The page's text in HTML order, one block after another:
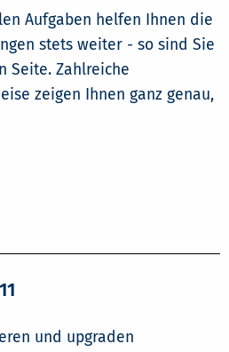
Aufgaben helfen Ihnen die
stets weiter - so sind Sie
Seite. Zahlreiche
zeigen Ihnen ganz genau,
und upgraden